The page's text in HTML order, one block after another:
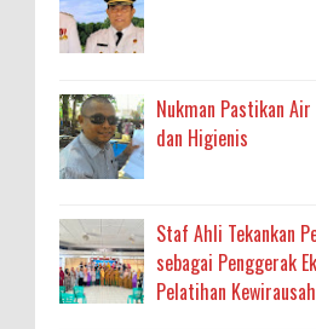
Nukman Pastikan
dan Higienis
Staf Ahli Tekankan
sebagai Penggerak
Pelatihan